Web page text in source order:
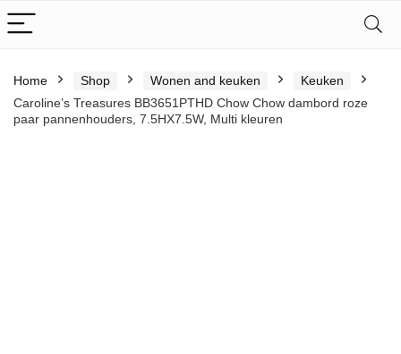
Home Shop Wonen and keuken
Keuken
Caroline’s Treasures BB3651PTHD Chow Chow dambord roze
paar pannenhouders, 7.5HX7.5W, Multi kleuren